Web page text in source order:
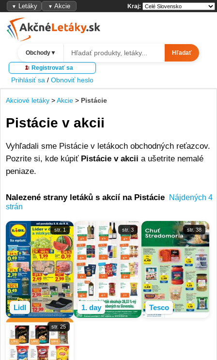
▼ Letáky ▼ Akcie Kraj:
Obchody▼ Hľadať
Registrovať sa
Prihlásiť sa / Obnoviť heslo
Akciové letáky >Akcie > Pistácie
Pistácie v akcii
Vyhľadali sme Pistácie v letákoch obchodných reťazcov.
Pozrite si, kde kúpiť Pistácie v akcii a ušetrite nemalé
peniaze.
Nalezené strany letáků s akcií na Pistácie
Nájdených 4
strán
Lidl
str. 1
1. day
str. 3
Tesco
str. 38
str. 25